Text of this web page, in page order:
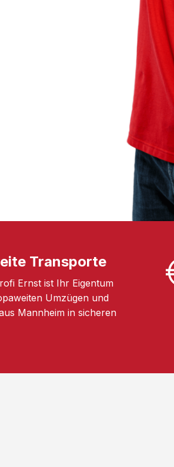
Transporte
Ernst ist Ihr Eigentum
Umzügen und
Mannheim in sicheren